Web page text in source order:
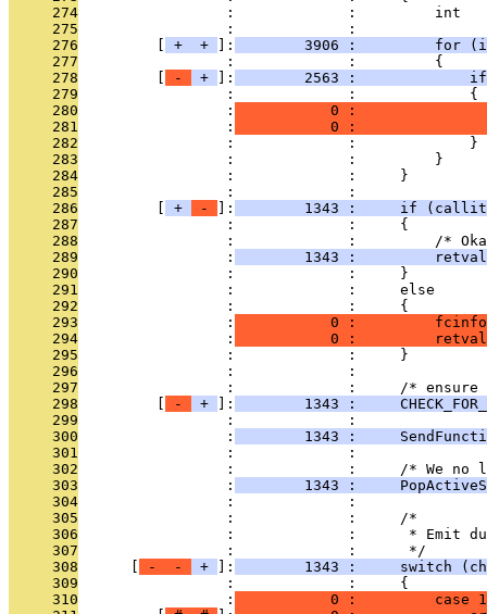
     274
:             :         int
     275
                 :             :
     276
+ + ]:
3906 :         for
     277
                 :             :         {
     278
- + ]:
2563 :
     279
                 :             :             {
     280
                 :
0 :
     281
                 :
0 :
     282
                 :             :             }
     283
                 :             :         }
     284
                 :             :     }
     285
                 :             :
     286
+ - ]:
1343 :     if
     287
                 :             :     {
     288
:             :         /*
     289
                 :
1343 :
     290
                 :             :     }
     291
                 :             :     else
     292
                 :             :     {
     293
                 :
0 :
     294
                 :
0 :
     295
                 :             :     }
     296
                 :             :
     297
:             :     /*
     298
- + ]:
1343 :
     299
                 :             :
     300
                 :
1343 :
     301
                 :             :
     302
:             :     /* We no
     303
                 :
1343 :
     304
                 :             :
     305
                 :             :     /*
     306
:             :      * Emit
     307
                 :             :      */
     308
- - + ]:
1343 :     switch
     309
                 :             :     {
     310
                 :
0 :         case